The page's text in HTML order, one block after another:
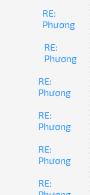
RE:
Phương
RE:
Phương
RE:
Phương
RE:
Phương
RE:
Phương
RE: